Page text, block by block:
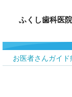
ふくし歯科医
お医者さんガイ